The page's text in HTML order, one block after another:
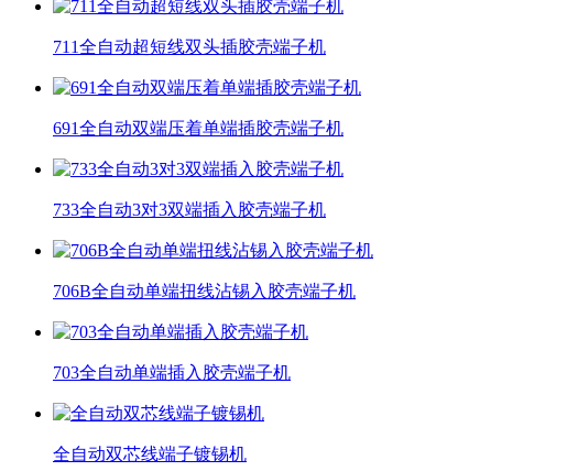
711全自动超短线双头插胶壳端子机
691全自动双端压着单端插胶壳端子机
733全自动3对3双端插入胶壳端子机
706B全自动单端扭线沾锡入胶壳端子机
703全自动单端插入胶壳端子机
全自动双芯线端子镀锡机